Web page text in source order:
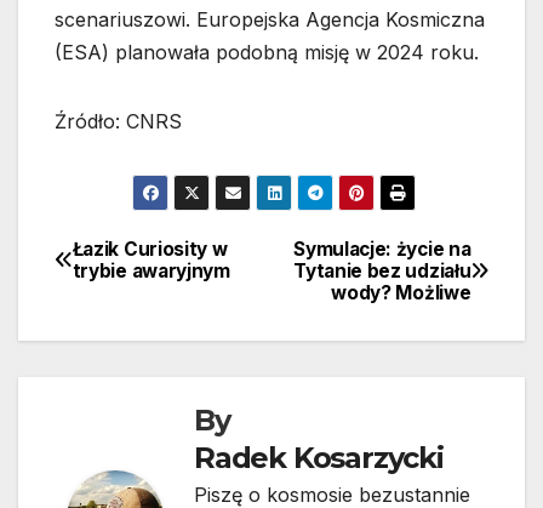
scenariuszowi. Europejska Agencja Kosmiczna
(ESA) planowała podobną misję w 2024 roku.
Źródło: CNRS
Nawigacja
Symulacje: życie na
Tytanie bez udziału
wody? Możliwe
Łazik Curiosity w
trybie awaryjnym
By
Radek Kosarzycki
Piszę o kosmosie bezustannie